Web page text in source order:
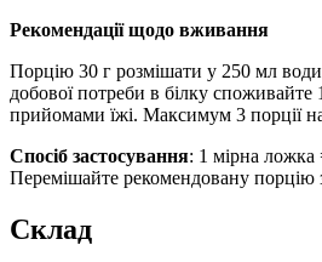
Рекомендації щодо вживання
Порцію 30 г розмішати у 250 мл
добової потреби в білку
прийомами їжі. Максимум 3 порції
Спосіб застосування: 1 мірна ложка
Перемішайте рекомендовану
Склад